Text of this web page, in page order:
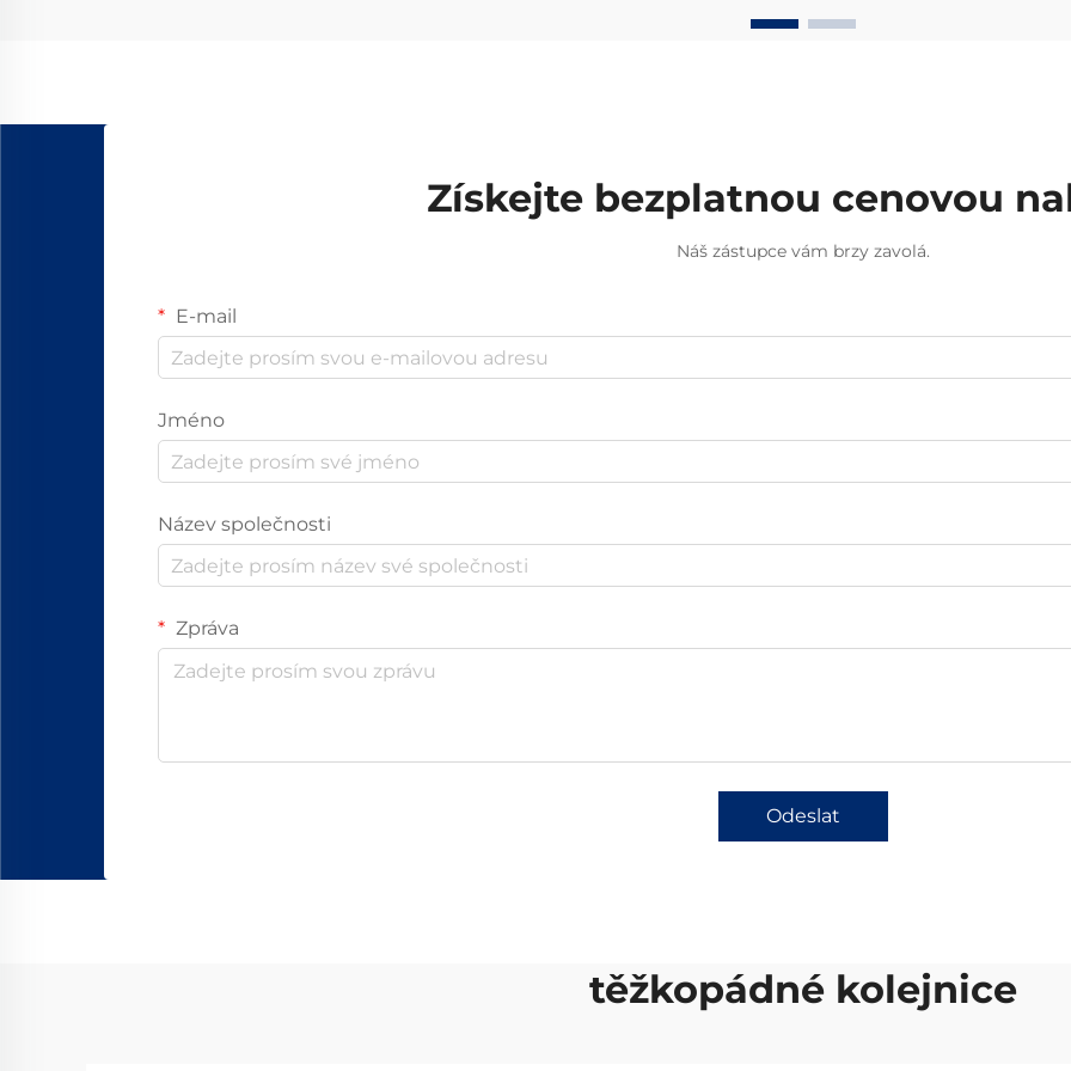
Získejte bezplatnou cenovou
Náš zástupce vám brzy zavolá.
E-mail
Jméno
Název společnosti
Zpráva
Odeslat
těžkopádné kolejnice